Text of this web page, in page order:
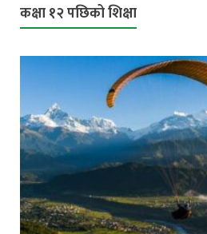
कक्षा १२ पछिको शिक्षा